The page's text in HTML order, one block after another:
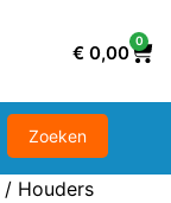
€ 0,00
0
/ Houders